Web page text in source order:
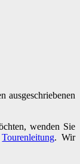
ausgeschriebenen
wenden Sie
Tourenleitung. Wir